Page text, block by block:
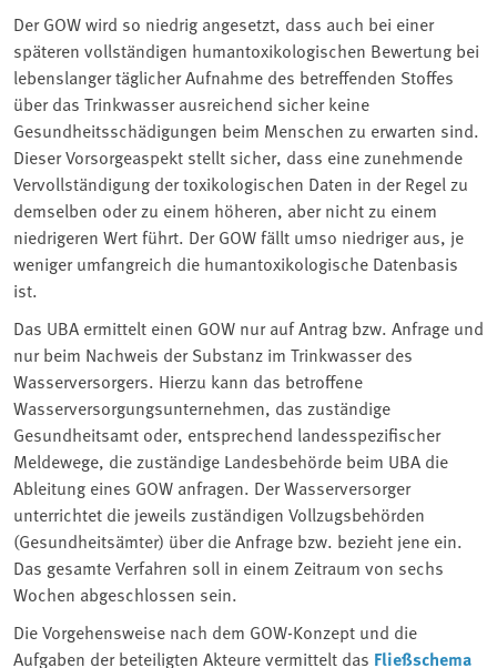
Der GOW wird so niedrig angesetzt, dass auch bei einer
späteren vollständigen humantoxikologischen Bewertung bei
lebenslanger täglicher Aufnahme des betreffenden Stoffes
über das Trinkwasser ausreichend sicher keine
Gesundheitsschädigungen beim Menschen zu erwarten sind.
Dieser Vorsorgeaspekt stellt sicher, dass eine zunehmende
Vervollständigung der toxikologischen Daten in der Regel zu
demselben oder zu einem höheren, aber nicht zu einem
niedrigeren Wert führt. Der GOW fällt umso niedriger aus, je
weniger umfangreich die humantoxikologische Datenbasis
ist.
Das UBA ermittelt einen GOW nur auf Antrag bzw. Anfrage und
nur beim Nachweis der Substanz im Trinkwasser des
Wasserversorgers. Hierzu kann das betroffene
Wasserversorgungsunternehmen, das zuständige
Gesundheitsamt oder, entsprechend landesspezifischer
Meldewege, die zuständige Landesbehörde beim UBA die
Ableitung eines GOW anfragen. Der Wasserversorger
unterrichtet die jeweils zuständigen Vollzugsbehörden
(Gesundheitsämter) über die Anfrage bzw. bezieht jene ein.
Das gesamte Verfahren soll in einem Zeitraum von sechs
Wochen abgeschlossen sein.
Die Vorgehensweise nach dem GOW-Konzept und die
Aufgaben der beteiligten Akteure vermittelt das Fließschema